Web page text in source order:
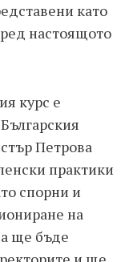
като
настоящото
курс е
Петрова
практики
спорни и
на
ще бъде